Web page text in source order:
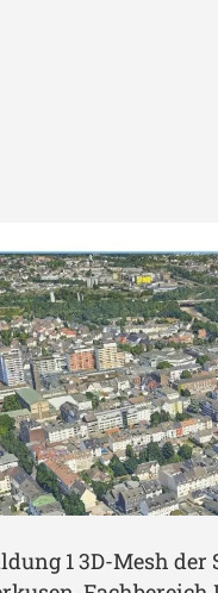
1 3D-Mesh